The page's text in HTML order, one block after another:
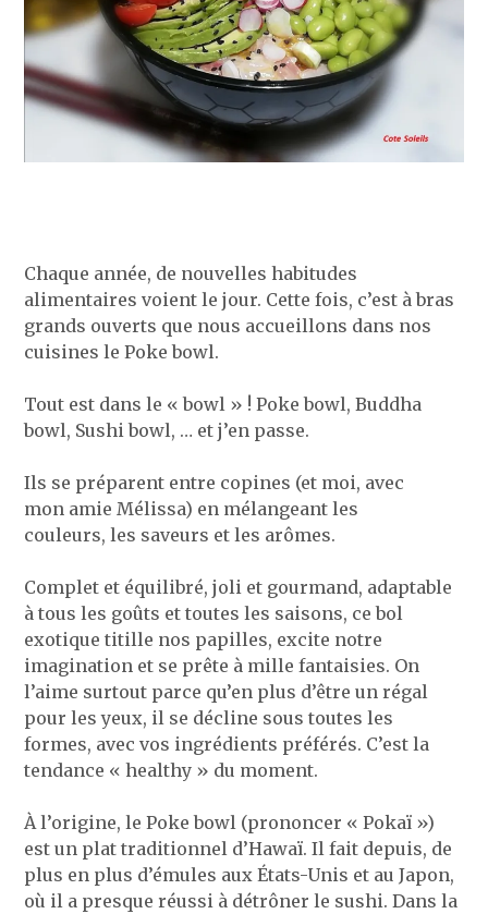
Chaque année, de nouvelles habitudes
alimentaires voient le jour. Cette fois, c’est à bras
grands ouverts que nous accueillons dans nos
cuisines le Poke bowl.
Tout est dans le « bowl » ! Poke bowl, Buddha
bowl, Sushi bowl, … et j’en passe.
Ils se préparent entre copines (et moi, avec
mon amie Mélissa) en mélangeant les
couleurs, les saveurs et les arômes.
Complet et équilibré, joli et gourmand, adaptable
à tous les goûts et toutes les saisons, ce bol
exotique titille nos papilles, excite notre
imagination et se prête à mille fantaisies. On
l’aime surtout parce qu’en plus d’être un régal
pour les yeux, il se décline sous toutes les
formes, avec vos ingrédients préférés. C’est la
tendance « healthy » du moment.
À l’origine, le Poke bowl (prononcer « Pokaï »)
est un plat traditionnel d’Hawaï. Il fait depuis, de
plus en plus d’émules aux États-Unis et au Japon,
où il a presque réussi à détrôner le sushi. Dans la